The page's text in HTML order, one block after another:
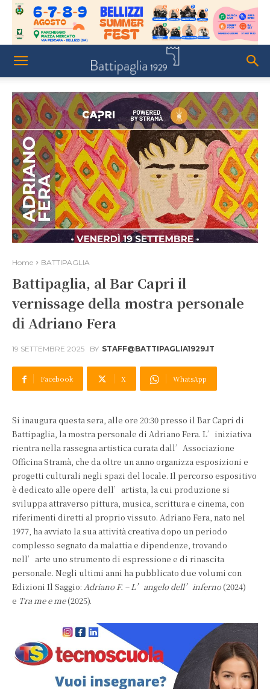
Home BATTIPAGLIA
Battipaglia, al Bar Capri il
vernissage della mostra personale
di Adriano Fera
19 SETTEMBRE 2025 BY STAFF@BATTIPAGLIA1929.IT
Facebook X WhatsApp
Si inaugura questa sera, alle ore 20:30 presso il Bar Capri di
Battipaglia, la mostra personale di Adriano Fera. L’iniziativa
rientra nella rassegna artistica curata dall’Associazione
Officina Stramà, che da oltre un anno organizza esposizioni e
progetti culturali negli spazi del locale. Il percorso espositivo
è dedicato alle opere dell’artista, la cui produzione si
sviluppa attraverso pittura, musica, scrittura e cinema, con
riferimenti diretti al proprio vissuto. Adriano Fera, nato nel
1977, ha avviato la sua attività creativa dopo un periodo
complesso segnato da malattia e dipendenze, trovando
nell’arte uno strumento di espressione e di rinascita
personale. Negli ultimi anni ha pubblicato due volumi con
Edizioni Il Saggio: Adriano F. – L’angelo dell’inferno (2024)
e Tra me e me(2025).